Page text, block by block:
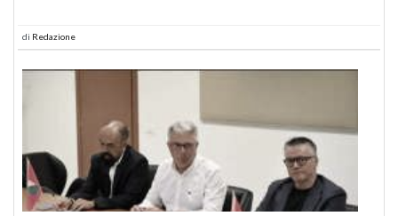
di Redazione